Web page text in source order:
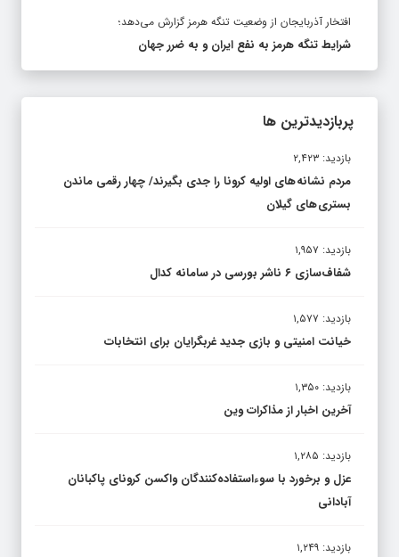
افتخار آذربایجان از وضعیت تنگه هرمز گزارش می‌دهد؛
شرایط تنگه هرمز به نفع ایران و به ضرر جهان
پربازدیدترین ها
بازدید: ۲,۴۲۳
مردم نشانه های اولیه کرونا را جدی بگیرند/ چهار رقمی ماندن
بستری های گیلان
بازدید: ۱,۹۵۷
شفاف‌سازی ۶ ناشر بورسی در سامانه کدال
بازدید: ۱,۵۷۷
خیانت امنیتی و بازی جدید غربگرایان برای انتخابات
بازدید: ۱,۳۵۰
آخرین اخبار از مذاکرات وین
بازدید: ۱,۲۸۵
عزل و برخورد با سوءاستفاده‌کنندگان واکسن کرونای پاکبانان
آبادانی
بازدید: ۱,۲۴۹